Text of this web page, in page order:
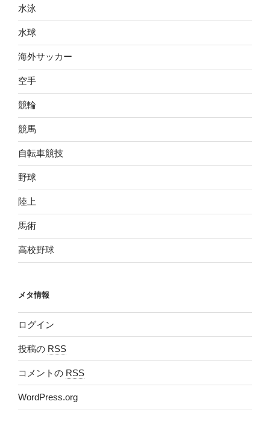
水泳
水球
海外サッカー
空手
競輪
競馬
自転車競技
野球
陸上
馬術
高校野球
メタ情報
ログイン
投稿の RSS
コメントの RSS
WordPress.org